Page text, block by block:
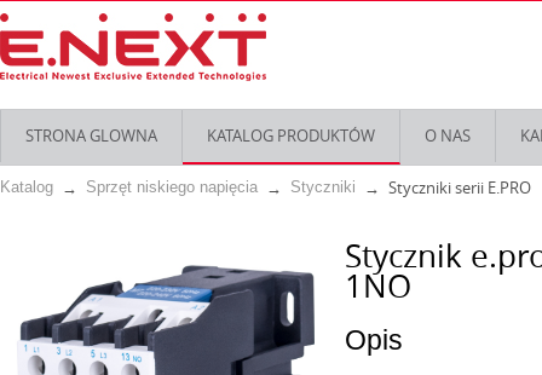
STRONA GLOWNA KATALOG PRODUKTÓW O NAS
Katalog Sprzęt niskiego napięcia Styczniki Styczniki serii E.PRO
Stycznik
1NO
Opis